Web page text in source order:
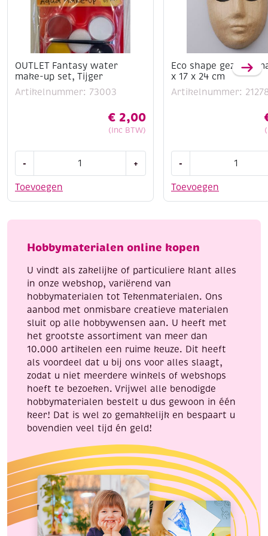
OUTLET Fantasy water
make-up set, Tijger
Artikelnummer: 73003
€ 2,00
(Inc BTW)
Toevoegen
-
water
set,
aantal
+
Eco shape
x 17 x 24 cm
Artikelnummer:
Toevoegen
-
gezichtsmasker
17
24
aantal
Hobbymaterialen online kopen
U vindt als zakelijke of particuliere klant alles
in onze webshop, variërend van
hobbymaterialen tot Tekenmaterialen. Ons
aanbod met onmisbare creatieve materialen
sluit op alle hobbywensen aan. U heeft met
het grootste assortiment van meer dan
10.000 artikelen een ruime keuze. Dit heeft
als voordeel dat u bij ons voor alles slaagt,
zodat u niet meerdere winkels of webshops
hoeft te bezoeken. Vrijwel alle benodigde
hobbymaterialen bestelt u dus gewoon in één
keer! Dat is wel zo gemakkelijk en bespaart u
bovendien veel tijd én geld!